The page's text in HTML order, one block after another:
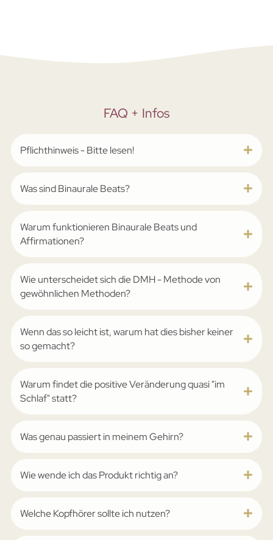
FAQ + Infos
Pflichthinweis - Bitte lesen!
Was sind Binaurale Beats?
Warum funktionieren Binaurale Beats und
Affirmationen?
Wie unterscheidet sich die ­DMH - Methode von
gewöhnlichen Methoden?
Wenn das so leicht ist, warum hat dies bisher keiner
so gemacht?
Warum findet die positive Veränderung quasi "im
Schlaf" statt?
Was genau passiert in meinem Gehirn?
Wie wende ich das Produkt richtig an?
Welche Kopfhörer sollte ich nutzen?